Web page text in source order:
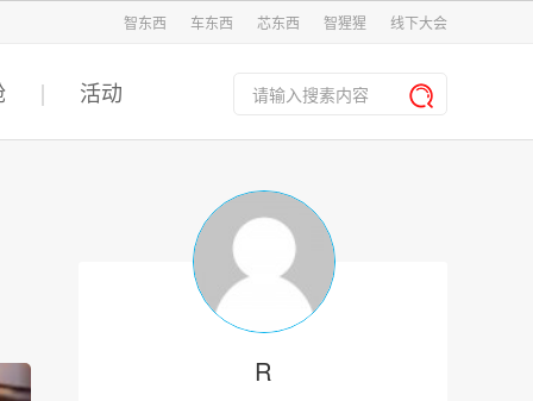
智东西 车东西 芯东西 智猩猩 线下大会
活动
R